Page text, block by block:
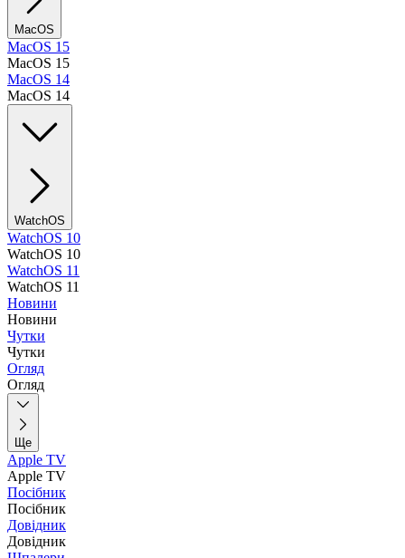
MacOS
MacOS 15
MacOS 15
MacOS 14
MacOS 14
WatchOS
WatchOS 10
WatchOS 10
WatchOS 11
WatchOS 11
Новини
Новини
Чутки
Чутки
Огляд
Огляд
Ще
Apple TV
Apple TV
Посібник
Посібник
Довідник
Довідник